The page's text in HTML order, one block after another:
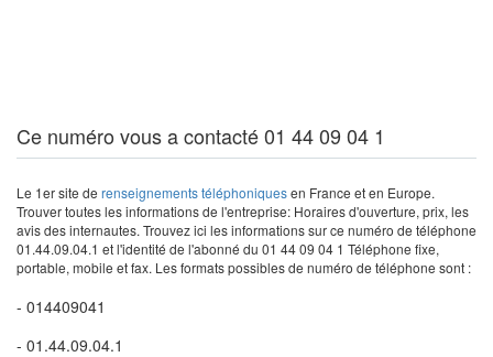
Ce numéro vous a contacté 01 44 09 04 1
Le 1er site de renseignements téléphoniquesen France et en Europe.
Trouver toutes les informations de l'entreprise: Horaires d'ouverture, prix, les
avis des internautes. Trouvez ici les informations sur ce numéro de téléphone
01.44.09.04.1 et l'identité de l'abonné du 01 44 09 04 1 Téléphone fixe,
portable, mobile et fax. Les formats possibles de numéro de téléphone sont :
- 014409041
- 01.44.09.04.1